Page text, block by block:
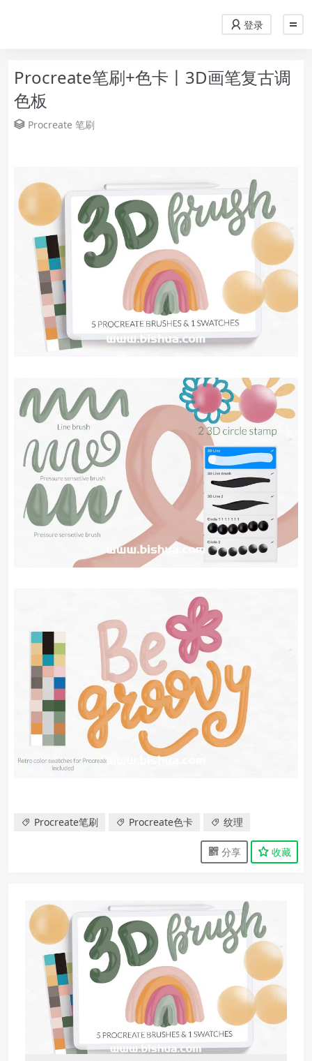
登录
Procreate笔刷+色卡丨3D画笔复古调
色板
Procreate 笔刷
Procreate笔刷 Procreate色卡 纹理
分享 收藏